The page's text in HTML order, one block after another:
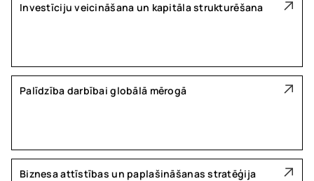
Investīciju veicināšana un kapitāla strukturēšana
Palīdzība darbībai globālā mērogā
Biznesa attīstības un paplašināšanas stratēģija